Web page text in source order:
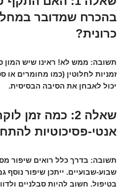
בהכרח שמדובר
כרונית?
תשובה: ממש לא! ראינו שיש המון
זמניות לחלוטין (כמו מחומרים או
יכול לאבחן את הסיבה הבסיסית.
שאלה 2: כמה זמן
אנטי-פסיכוטיות
תשובה: בדרך כלל רואים שיפור
שבוע-שבועיים. ייתכן שיפור
בטיפול. חשוב להיות סבלניים